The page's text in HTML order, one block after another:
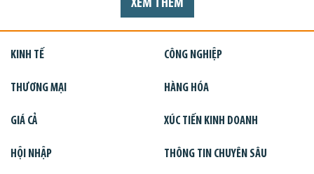
XEM THÊM
KINH TẾ CÔNG NGHIỆP
THƯƠNG MẠI HÀNG HÓA
GIÁ CẢ XÚC TIẾN KINH DOANH
HỘI NHẬP THÔNG TIN CHUYÊN SÂU